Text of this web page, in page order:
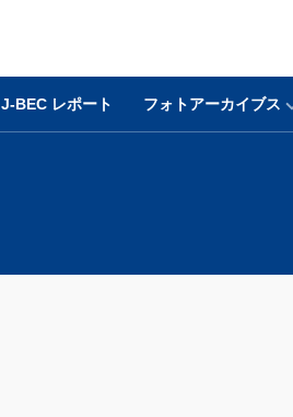
J-BEC レポート フォトアーカイブス